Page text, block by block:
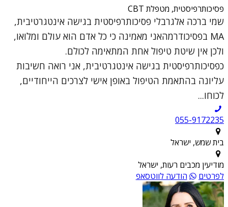
פסיכותרפיסטית, מטפלת CBT
שמי ברכה אלגרבלי פסיכותרפיסטית בגישה אינטגרטיבית,
MA בפסיכודרמהאני מאמינה כי כל אדם הוא עולם ומלואו,
ולכן אין שיטת טיפול אחת המתאימה לכולם.
כפסיכותרפיסטית בגישה אינטגרטיבית, אני רואה חשיבות
עליונה בהתאמת הטיפול באופן אישי לצרכים הייחודיים,
לכוחו...
055-9172235
בית שמש, ישראל
מודיעין מכבים רעות, ישראל
לפרטים
הודעה לווטסאפ